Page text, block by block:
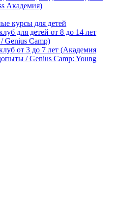
Академия)
курсы для детей
для детей от 8 до 14 лет
Genius Camp)
от 3 до 7 лет (Академия
/ Genius Camp: Young